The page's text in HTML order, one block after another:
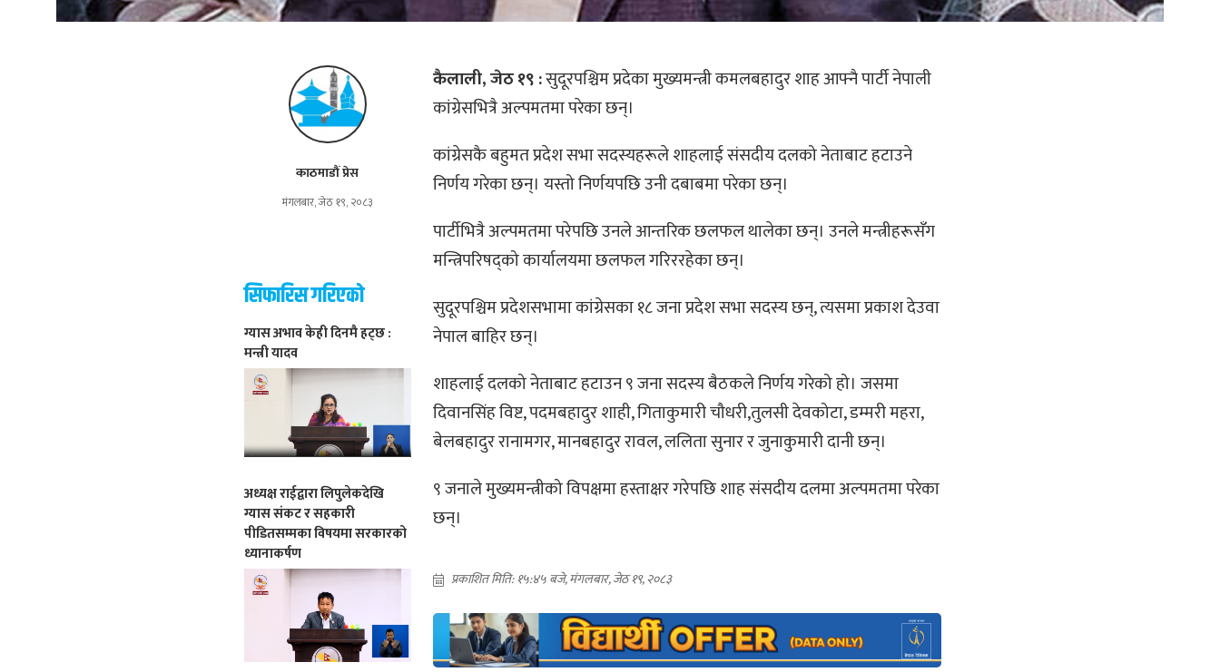
काठमाडौं प्रेस
मंगलबार, जेठ १९, २०८३
सिफारिस गरिएको
ग्यास अभाव केही दिनमै हट्छ :
मन्त्री यादव
अध्यक्ष राईद्वारा लिपुलेकदेखि
ग्यास संकट र सहकारी
पीडितसम्मका विषयमा सरकारको
ध्यानाकर्षण
कैलाली, जेठ १९ :सुदूरपश्चिम प्रदेका मुख्यमन्त्री कमलबहादुर शाह आफ्नै पार्टी नेपाली
कांग्रेसभित्रै अल्पमतमा परेका छन्।
कांग्रेसकै बहुमत प्रदेश सभा सदस्यहरूले शाहलाई संसदीय दलको नेताबाट हटाउने
निर्णय गरेका छन्। यस्तो निर्णयपछि उनी दबाबमा परेका छन्।
पार्टीभित्रै अल्पमतमा परेपछि उनले आन्तरिक छलफल थालेका छन्। उनले मन्त्रीहरूसँग
मन्त्रिपरिषद्को कार्यालयमा छलफल गरिररहेका छन्।
सुदूरपश्चिम प्रदेशसभामा कांग्रेसका १८ जना प्रदेश सभा सदस्य छन्, त्यसमा प्रकाश देउवा
नेपाल बाहिर छन्।
शाहलाई दलको नेताबाट हटाउन ९ जना सदस्य बैठकले निर्णय गरेको हो। जसमा
दिवानसिंह विष्ट, पदमबहादुर शाही, गिताकुमारी चौधरी,तुलसी देवकोटा, डम्मरी महरा,
बेलबहादुर रानामगर, मानबहादुर रावल, ललिता सुनार र जुनाकुमारी दानी छन्।
९ जनाले मुख्यमन्त्रीको विपक्षमा हस्ताक्षर गरेपछि शाह संसदीय दलमा अल्पमतमा परेका
छन्।
प्रकाशित मिति: १५:४५ बजे, मंगलबार, जेठ १९, २०८३